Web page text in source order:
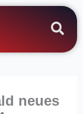
neues